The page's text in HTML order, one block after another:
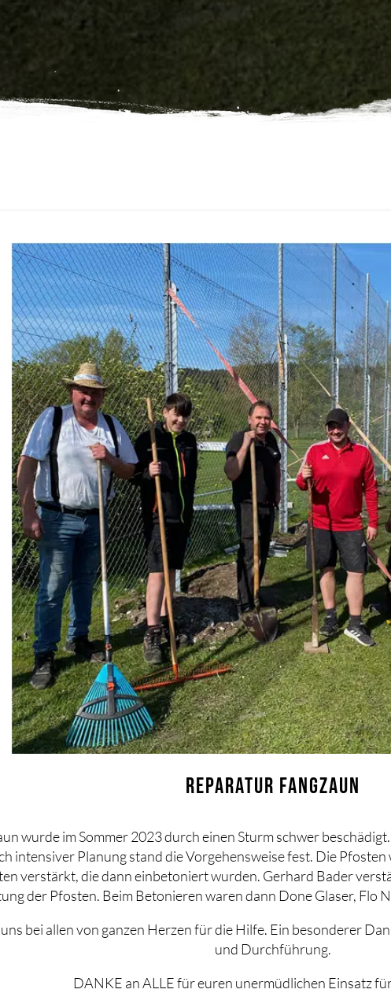
REPARATUR FANGZAUN
wurde im Sommer 2023 durch einen Sturm schwer
intensiver Planung stand die Vorgehensweise fest. Die
verstärkt, die dann einbetoniert wurden. Gerhard Bader
der Pfosten. Beim Betonieren waren dann Done Glaser, Flo
uns bei allen von ganzen Herzen für die Hilfe. Ein besonderer
und Durchführung.
DANKE an ALLE für euren unermüdlichen Einsatz